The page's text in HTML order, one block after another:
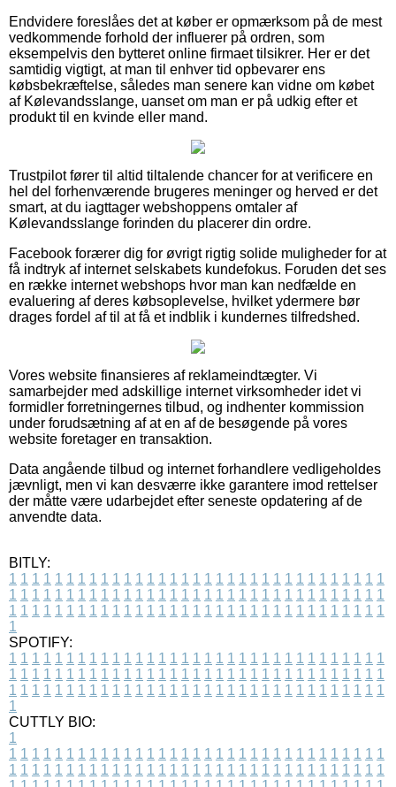
Endvidere foreslåes det at køber er opmærksom på de mest
vedkommende forhold der influerer på ordren, som
eksempelvis den bytteret online firmaet tilsikrer. Her er det
samtidig vigtigt, at man til enhver tid opbevarer ens
købsbekræftelse, således man senere kan vidne om købet
af Kølevandsslange, uanset om man er på udkig efter et
produkt til en kvinde eller mand.
Trustpilot fører til altid tiltalende chancer for at verificere en
hel del forhenværende brugeres meninger og herved er det
smart, at du iagttager webshoppens omtaler af
Kølevandsslange forinden du placerer din ordre.
Facebook forærer dig for øvrigt rigtig solide muligheder for at
få indtryk af internet selskabets kundefokus. Foruden det ses
en række internet webshops hvor man kan nedfælde en
evaluering af deres købsoplevelse, hvilket ydermere bør
drages fordel af til at få et indblik i kundernes tilfredshed.
Vores website finansieres af reklameindtægter. Vi
samarbejder med adskillige internet virksomheder idet vi
formidler forretningernes tilbud, og indhenter kommission
under forudsætning af at en af de besøgende på vores
website foretager en transaktion.
Data angående tilbud og internet forhandlere vedligeholdes
jævnligt, men vi kan desværre ikke garantere imod rettelser
der måtte være udarbejdet efter seneste opdatering af de
anvendte data.
BITLY:
1 1 1 1 1 1 1 1 1 1 1 1 1 1 1 1 1 1 1 1 1 1 1 1 1 1 1 1 1 1 1 1 1
1 1 1 1 1 1 1 1 1 1 1 1 1 1 1 1 1 1 1 1 1 1 1 1 1 1 1 1 1 1 1 1 1
1 1 1 1 1 1 1 1 1 1 1 1 1 1 1 1 1 1 1 1 1 1 1 1 1 1 1 1 1 1 1 1 1
1
SPOTIFY:
1 1 1 1 1 1 1 1 1 1 1 1 1 1 1 1 1 1 1 1 1 1 1 1 1 1 1 1 1 1 1 1 1
1 1 1 1 1 1 1 1 1 1 1 1 1 1 1 1 1 1 1 1 1 1 1 1 1 1 1 1 1 1 1 1 1
1 1 1 1 1 1 1 1 1 1 1 1 1 1 1 1 1 1 1 1 1 1 1 1 1 1 1 1 1 1 1 1 1
1
CUTTLY BIO:
1
1 1 1 1 1 1 1 1 1 1 1 1 1 1 1 1 1 1 1 1 1 1 1 1 1 1 1 1 1 1 1 1 1
1 1 1 1 1 1 1 1 1 1 1 1 1 1 1 1 1 1 1 1 1 1 1 1 1 1 1 1 1 1 1 1 1